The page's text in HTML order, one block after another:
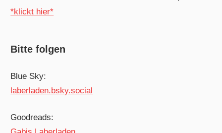
*klickt hier*
Bitte folgen
Blue Sky:
laberladen.bsky.social
Goodreads: